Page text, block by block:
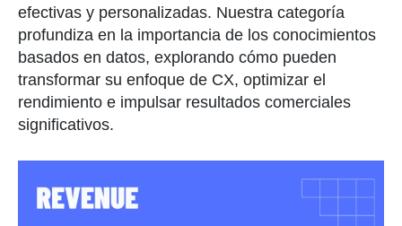
efectivas y personalizadas. Nuestra categoría
profundiza en la importancia de los conocimientos
basados en datos, explorando cómo pueden
transformar su enfoque de CX, optimizar el
rendimiento e impulsar resultados comerciales
significativos.